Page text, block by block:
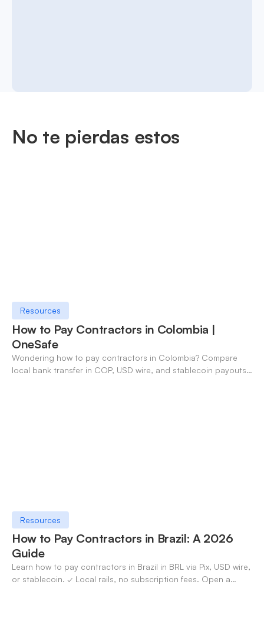
No te pierdas estos
Resources
How to Pay Contractors in Colombia |
OneSafe
Wondering how to pay contractors in Colombia? Compare
local bank transfer in COP, USD wire, and stablecoin payouts.
Resources
How to Pay Contractors in Brazil: A 2026
Guide
Learn how to pay contractors in Brazil in BRL via Pix, USD wire,
or stablecoin. ✓ Local rails, no subscription fees. Open a